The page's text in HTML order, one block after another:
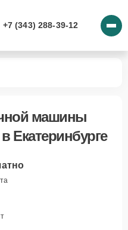
+7 (343) 288-39-12
машины
Екатеринбурге